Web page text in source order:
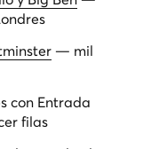
— mil
con Entrada
filas